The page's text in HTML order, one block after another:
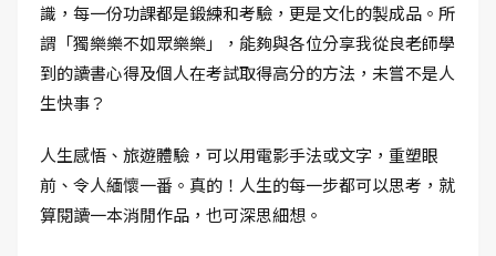
識，每一份功課都是鍛練和考驗，更是文化的製成品。所
謂「獨樂樂不如眾樂樂」，能夠與各位分享我從良老師學
到的讀書心得及個人在考試取得高分的方法，未嘗不是人
生快事？
人生感悟、旅遊體驗，可以用電影手法或文字，重塑眼
前、令人緬懷一番。真的！人生的每一步都可以思考，就
算閱讀一本消閒作品，也可深思細想。